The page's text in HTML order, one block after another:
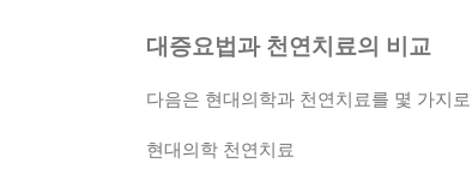
대증요법과 천연치료의 비교
다음은 현대의학과 천연치료를 몇 가지
현대의학 천연치료